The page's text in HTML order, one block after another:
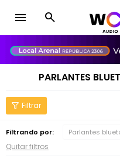
menu
PARLANTES
Filtrando por: Parlantes
Quitar filtros
close